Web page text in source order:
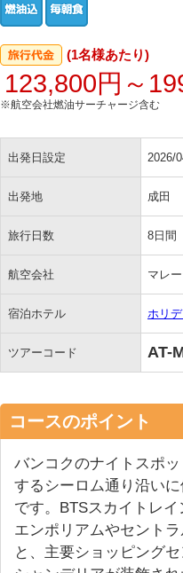
(1名様あたり)
123,800円～
※航空会社燃油サーチャージ含む
出発日設定 2026/
出発地 成田
旅行日数 8日間
航空会社 マレ
宿泊ホテル ホリ
ツアーコード AT-
コースのポイント
バンコクのナイトスポ
するシーロム通り沿い
です。BTSスカイトレイ
エンポリアムやセント
と、主要ショッピング